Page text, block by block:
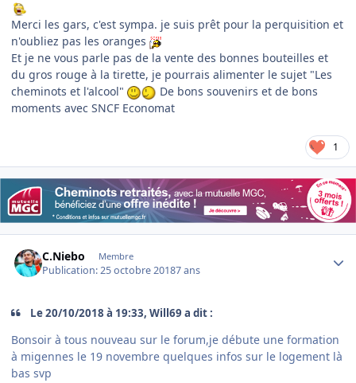
Merci les gars, c'est sympa. je suis prêt pour la perquisition et
n'oubliez pas les oranges
Et je ne vous parle pas de la vente des bonnes bouteilles et
du gros rouge à la tirette, je pourrais alimenter le sujet "Les
cheminots et l'alcool"
De bons souvenirs et de bons
moments avec SNCF Economat
1
C.Niebo Membre
Publication:25 octobre 20187 ans
Le 20/10/2018 à 19:33, Will69 a dit :
Bonsoir à tous nouveau sur le forum,je débute une formation
à migennes le 19 novembre quelques infos sur le logement là
bas svp